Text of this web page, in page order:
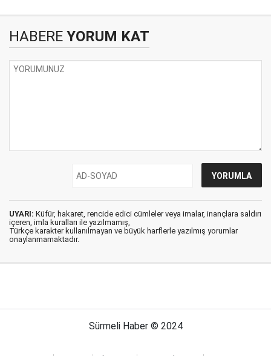
HABERE YORUM KAT
UYARI: Küfür, hakaret, rencide edici cümleler veya imalar, inançlara saldırı
içeren, imla kuralları ile yazılmamış,
Türkçe karakter kullanılmayan ve büyük harflerle yazılmış yorumlar
onaylanmamaktadır.
Sürmeli Haber © 2024